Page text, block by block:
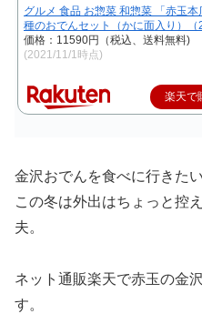
グルメ 食品 お惣菜 和惣菜 「赤玉本
種のおでんセット（かに面入り）（
価格：11590円（税込、送料無料)
(2021/11/1時点)
楽天で
金沢おでんを食べに行きた
この冬は外出はちょっと控
夫。
ネット通販楽天で赤玉の金
す。